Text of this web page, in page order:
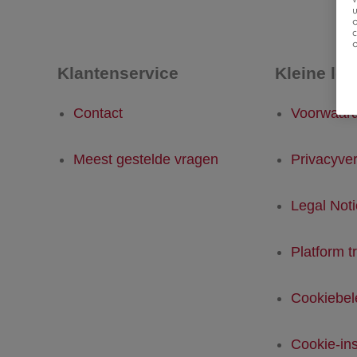
Klantenservice
Contact
Meest gestelde vragen
Kleine
Legal
Platform
Cookie-